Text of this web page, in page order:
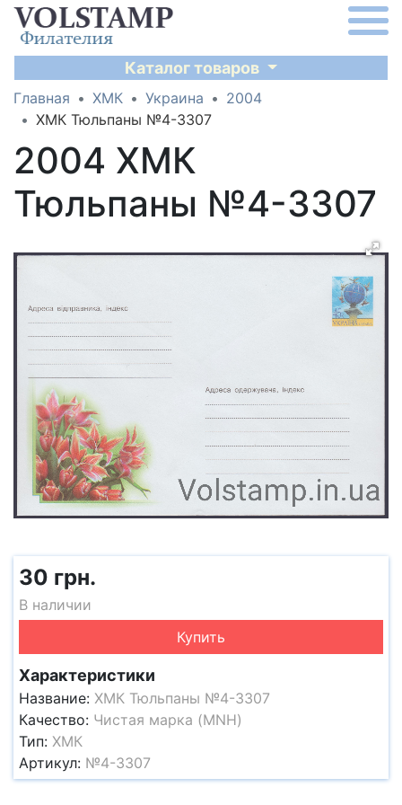
Каталог товаров
Главная ХМК Украина
2004
ХМК Тюльпаны №4-3307
2004 ХМК
Тюльпаны №4-3307
30 грн.
В наличии
Купить
Характеристики
Название: ХМК Тюльпаны №4-3307
Качество: Чистая марка (MNH)
Тип: ХМК
Артикул: №4-3307